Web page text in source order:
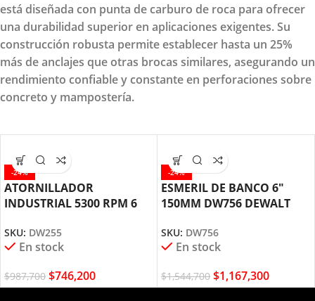
está diseñada con punta de carburo de roca para ofrecer
una durabilidad superior en aplicaciones exigentes. Su
construcción robusta permite establecer hasta un 25%
más de anclajes que otras brocas similares, asegurando un
rendimiento confiable y constante en perforaciones sobre
concreto y mampostería.
-24%
ATORNILLADOR
INDUSTRIAL 5300 RPM 6
SKU: DW255
En stock
$987,700 $746,200
-24%
ESMERIL DE BANCO 6″
150MM DW756 DEWALT
SKU: DW756
En stock
$1,544,700 $1,167,300